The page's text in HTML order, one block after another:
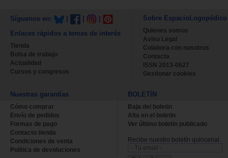
Síguenos en:
Enlaces rápidos a temas de interés
Tienda
Bolsa de trabajo
Actualidad
Cursos y congresos
Sobre EspacioLogopédico
Quienes somos
Aviso Legal
Colabora con nosotros
Contacta
ISSN 2013-0627
Gestionar cookies
Nuestras garantías
Cómo comprar
Envío de pedidos
Formas de pago
Contacto tienda
Condiciones de venta
Política de devoluciones
BOLETÍN
Baja del boletin
Alta en el boletin
Ver último boletin publicado
Recibe nuestro boletín quincenal.